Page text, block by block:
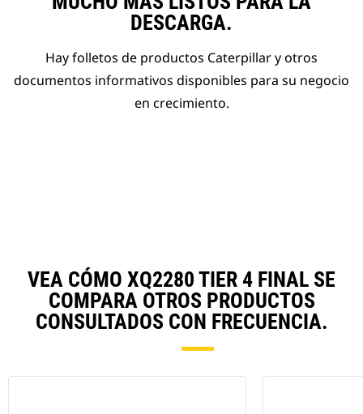
DESCARGA.
Hay folletos de productos Caterpillar y otros
documentos informativos disponibles para su negocio
en crecimiento.
VEA CÓMO XQ2280 TIER 4 FINAL SE
COMPARA OTROS PRODUCTOS
CONSULTADOS CON FRECUENCIA.